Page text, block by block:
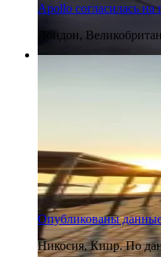
Apollo согласилась
Лондон,
Опубликованы данные
Никосия, Кипр. По